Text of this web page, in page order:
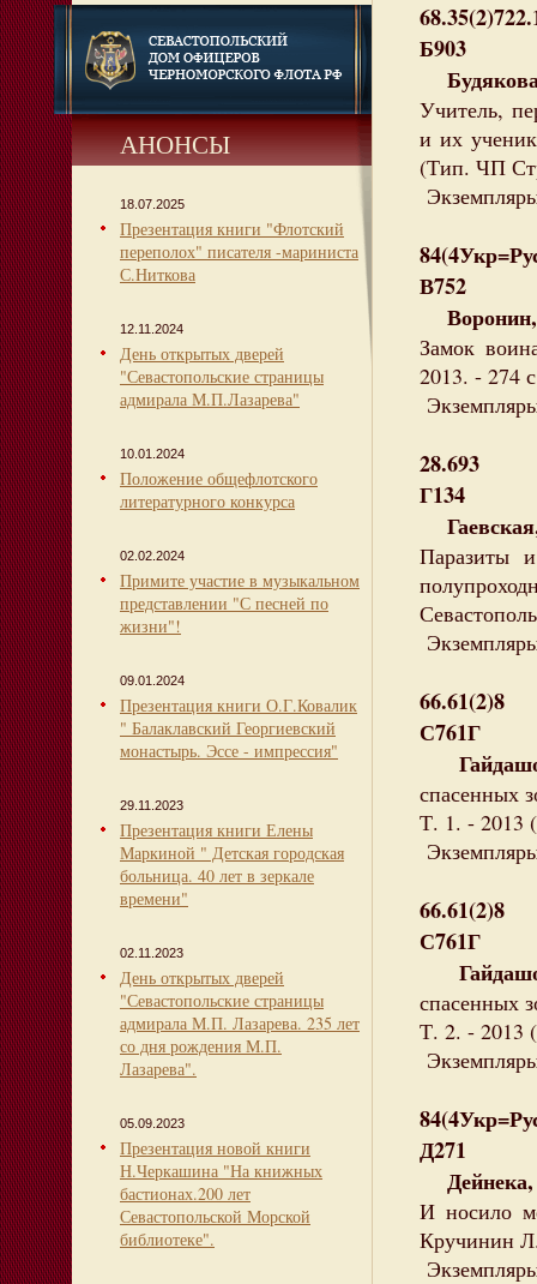
АНОНСЫ
18.07.2025
Презентация книги "Флотский
переполох" писателя -мариниста
С.Ниткова
12.11.2024
День открытых дверей
"Севастопольские страницы
адмирала М.П.Лазарева"
10.01.2024
Положение общефлотского
литературного конкурса
02.02.2024
Примите участие в музыкальном
представлении "С песней по
жизни"!
09.01.2024
Презентация книги О.Г.Ковалик
" Балаклавский Георгиевский
монастырь. Эссе - импрессия"
29.11.2023
Презентация книги Елены
Маркиной " Детская городская
больница. 40 лет в зеркале
времени"
02.11.2023
День открытых дверей
"Севастопольские страницы
адмирала М.П. Лазарева. 235 лет
со дня рождения М.П.
Лазарева".
05.09.2023
Презентация новой книги
Н.Черкашина "На книжных
бастионах.200 лет
Севастопольской Морской
библиотеке".
Б903
Учитель,
и их
(Тип. ЧП
В752
Воронин,
Замок
2013. - 274
28.693
Г134
Паразиты
66.61(2)8
С761Г
спасенных
Т. 1. - 2013
66.61(2)8
С761Г
спасенных
Т. 2. - 2013
Д271
Дейнека,
И носило
Кручинин